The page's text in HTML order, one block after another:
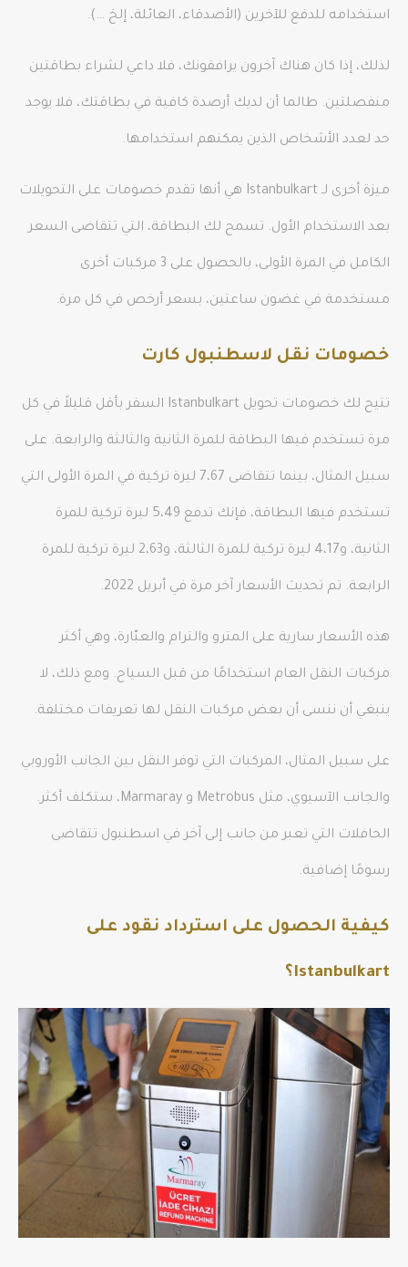
استخدامه للدفع للآخرين (الأصدقاء، العائلة، إلخ …).
لذلك، إذا كان هناك آخرون يرافقونك، فلا داعي لشراء بطاقتين
منفصلتين. طالما أن لديك أرصدة كافية في بطاقتك، فلا يوجد
حد لعدد الأشخاص الذين يمكنهم استخدامها.
ميزة أخرى لـ Istanbulkart هي أنها تقدم خصومات على التحويلات
بعد الاستخدام الأول. تسمح لك البطاقة، التي تتقاضى السعر
الكامل في المرة الأولى، بالحصول على 3 مركبات أخرى
مستخدمة في غضون ساعتين، بسعر أرخص في كل مرة.
خصومات نقل لاسطنبول كارت
تتيح لك خصومات تحويل Istanbulkart السفر بأقل قليلاً في كل
مرة تستخدم فيها البطاقة للمرة الثانية والثالثة والرابعة. على
سبيل المثال، بينما تتقاضى 7،67 ليرة تركية في المرة الأولى التي
تستخدم فيها البطاقة، فإنك تدفع 5،49 ليرة تركية للمرة
الثانية، و4،17 ليرة تركية للمرة الثالثة، و2،63 ليرة تركية للمرة
الرابعة. تم تحديث الأسعار آخر مرة في أبريل 2022.
هذه الأسعار سارية على المترو والترام والعبّارة، وهي أكثر
مركبات النقل العام استخدامًا من قبل السياح. ومع ذلك، لا
ينبغي أن ننسى أن بعض مركبات النقل لها تعريفات مختلفة.
على سبيل المثال، المركبات التي توفر النقل بين الجانب الأوروبي
والجانب الآسيوي، مثل Metrobus و Marmaray، ستكلف أكثر.
الحافلات التي تعبر من جانب إلى آخر في اسطنبول تتقاضى
رسومًا إضافية.
كيفية الحصول على استرداد نقود على
Istanbulkart؟